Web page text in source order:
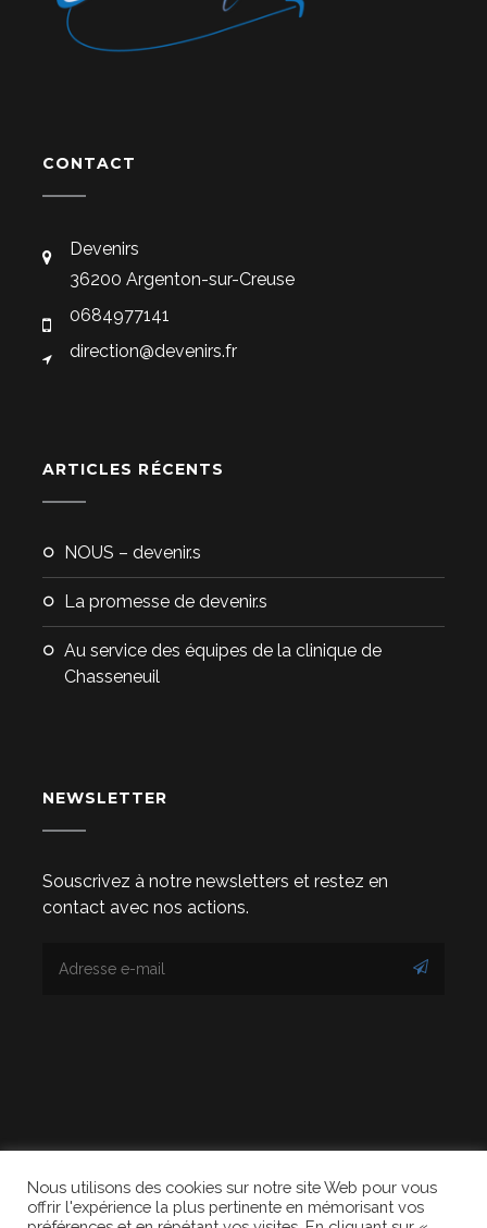
CONTACT
Devenirs
36200 Argenton-sur-Creuse
0684977141
direction@devenirs.fr
ARTICLES RÉCENTS
NOUS – devenir.s
La promesse de devenir.s
Au service des équipes de la clinique de
Chasseneuil
NEWSLETTER
Souscrivez à notre newsletters et restez en
contact avec nos actions.
© 2020 DEVENIRS. Tous droits réservés. Design
Nous utilisons des cookies sur notre site Web pour vous
offrir l'expérience la plus pertinente en mémorisant vos